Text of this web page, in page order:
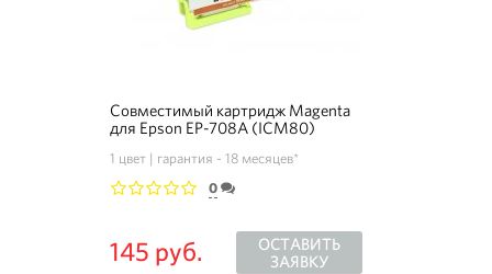
Совместимый картридж Magenta
для Epson EP-708A (ICM80)
1 цвет гарантия - 18 месяцев*
0
145 руб.
ОСТАВИТЬ
ЗАЯВКУ